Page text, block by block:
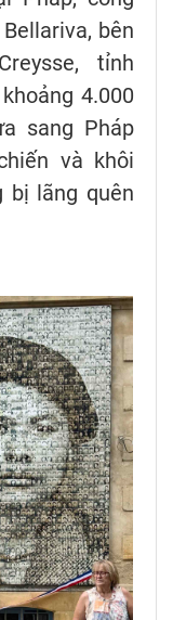
bên
tỉnh
4.000
sang Pháp
và khôi
bị lãng quên